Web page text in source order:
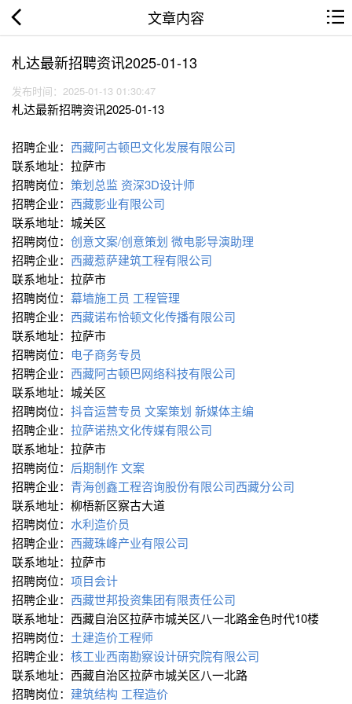
文章内容
札达最新招聘资讯2025-01-13
发布时间：2025-01-13 01:30:47
札达最新招聘资讯2025-01-13
招聘企业： 西藏阿古顿巴文化发展有限公司
联系地址：拉萨市
招聘岗位： 策划总监 资深3D设计师
招聘企业： 西藏影业有限公司
联系地址：城关区
招聘岗位： 创意文案/创意策划 微电影导演助理
招聘企业： 西藏惹萨建筑工程有限公司
联系地址：拉萨市
招聘岗位： 幕墙施工员 工程管理
招聘企业： 西藏诺布恰顿文化传播有限公司
联系地址：拉萨市
招聘岗位： 电子商务专员
招聘企业： 西藏阿古顿巴网络科技有限公司
联系地址：城关区
招聘岗位： 抖音运营专员 文案策划 新媒体主编
招聘企业： 拉萨诺热文化传媒有限公司
联系地址：拉萨市
招聘岗位： 后期制作文案
招聘企业： 青海创鑫工程咨询股份有限公司西藏分公司
联系地址：柳梧新区察古大道
招聘岗位： 水利造价员
招聘企业： 西藏珠峰产业有限公司
联系地址：拉萨市
招聘岗位： 项目会计
招聘企业： 西藏世邦投资集团有限责任公司
联系地址：西藏自治区拉萨市城关区八一北路金色时代10楼
招聘岗位： 土建造价工程师
招聘企业： 核工业西南勘察设计研究院有限公司
联系地址：西藏自治区拉萨市城关区八一北路
招聘岗位： 建筑结构 工程造价